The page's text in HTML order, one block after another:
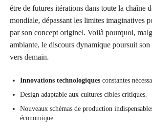
être de futures itérations dans toute la chaîne
mondiale, dépassant les limites imaginatives
par son concept originel. Voilà pourquoi,
ambiante, le discours dynamique poursuit
vers demain.
Innovations technologiques constantes
Design adaptable aux cultures cibles critiques.
Nouveaux schémas de production
économique.